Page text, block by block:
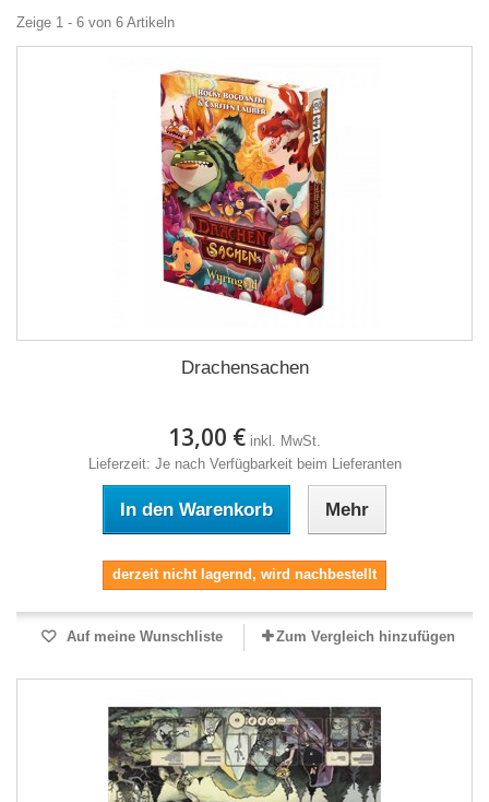
Zeige 1 - 6 von 6 Artikeln
Drachensachen
13,00 € inkl. MwSt.
Lieferzeit: Je nach Verfügbarkeit beim Lieferanten
In den Warenkorb Mehr
derzeit nicht lagernd, wird nachbestellt
Auf meine Wunschliste Zum Vergleich hinzufügen